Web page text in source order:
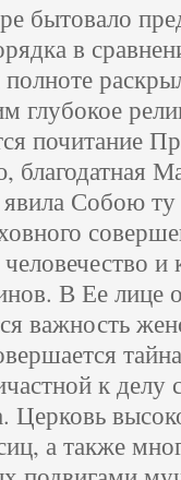
бытовало
в
глубокое
почитание
Собою
и
В Ее лице
важность
к делу
Церковь
а также